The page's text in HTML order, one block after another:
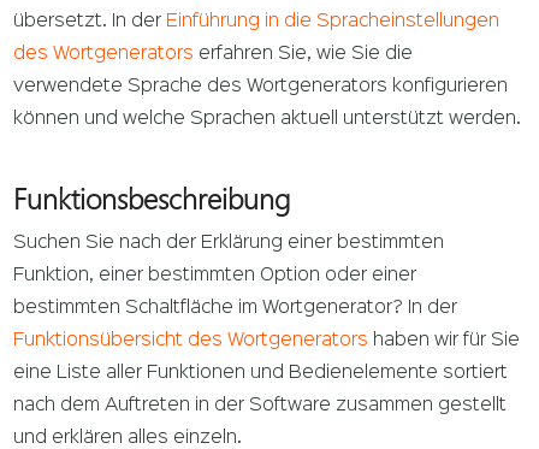
übersetzt. In der Einführung in die Spracheinstellungen
des Wortgenerators erfahren Sie, wie Sie die
verwendete Sprache des Wortgenerators konfigurieren
können und welche Sprachen aktuell unterstützt werden.
Funktionsbeschreibung
Suchen Sie nach der Erklärung einer bestimmten
Funktion, einer bestimmten Option oder einer
bestimmten Schaltfläche im Wortgenerator? In der
Funktionsübersicht des Wortgenerators haben wir für Sie
eine Liste aller Funktionen und Bedienelemente sortiert
nach dem Auftreten in der Software zusammen gestellt
und erklären alles einzeln.